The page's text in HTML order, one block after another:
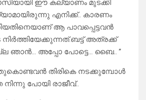
ഈ കല്യാണം മുടക്കി
എനിക്ക്.. കാരണം
ആ പാവപ്പെട്ടവൻ
നിർത്തിയേക്കുന്നത്.ബട്ട് അത്രക്ക്
ഞാൻ… അപ്പോ പോട്ടെ… ബൈ.. ”
തിരികെ നടക്കുമ്പോൾ
നിന്നു പോയി രാജീവ്‌..